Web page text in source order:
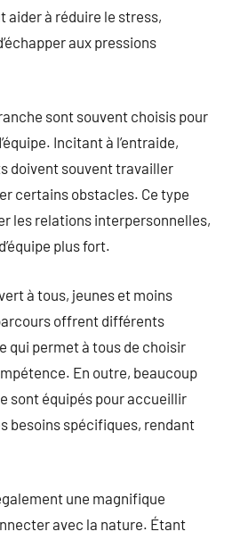
aider à réduire le stress,
aux pressions
sont souvent choisis pour
Incitant à l’entraide,
doivent souvent travailler
certains obstacles. Ce type
les relations interpersonnelles,
plus fort.
à tous, jeunes et moins
offrent différents
qui permet à tous de choisir
En outre, beaucoup
sont équipés pour accueillir
besoins spécifiques, rendant
une magnifique
avec la nature. Étant